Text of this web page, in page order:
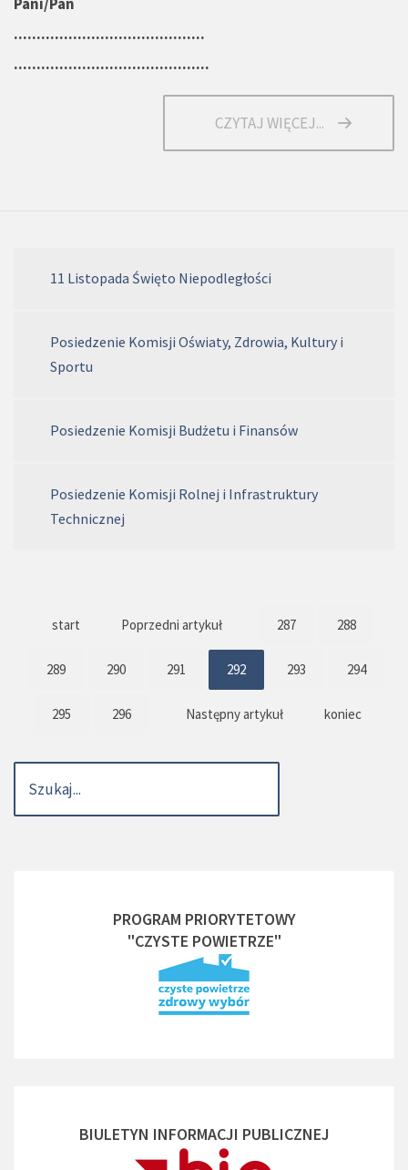
..........................................
...........................................
CZYTAJ WIĘCEJ...
11 Listopada Święto Niepodległości
Posiedzenie Komisji Oświaty, Zdrowia, Kultury i
Sportu
Posiedzenie Komisji Budżetu i Finansów
Posiedzenie Komisji Rolnej i Infrastruktury
Technicznej
start Poprzedni artykuł 287 288
289 290 291 292 293 294
295 296 Następny artykuł koniec
PROGRAM PRIORYTETOWY
"CZYSTE POWIETRZE"
BIULETYN INFORMACJI PUBLICZNEJ